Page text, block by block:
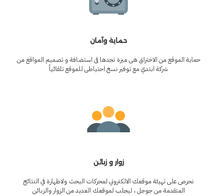
حماية وآمان
حماية الموقع من الاختراق هى ميزة تجدها فى استضافة و تصميم المواقع من
شركة ابتدي مع توفير نسخ احتياطى للموقع تلقائياً
زوار و زبائن
نحرص على تهيئة موقعك الالكتروني لمحركات البحث ولاظهارة في النتائج
المتقدمة من جوجل ، ليجلب لموقعك العديد من الزوار والزبائن